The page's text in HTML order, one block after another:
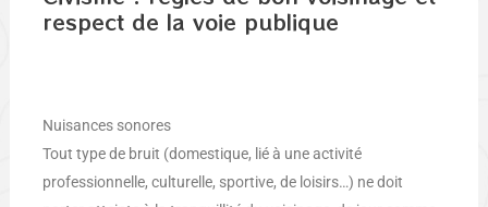
respect de la voie publique
Nuisances sonores
Tout type de bruit (domestique, lié à une activité
professionnelle, culturelle, sportive, de loisirs…) ne doit